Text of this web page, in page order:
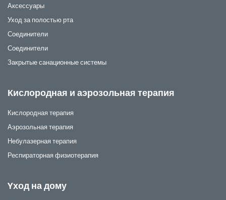
Аксессуары
Уход за полостью рта
Соединители
Соединители
Закрытые санационные системы
Кислородная и аэрозольная терапия
Кислородная терапия
Аэрозольная терапия
Небулазерная терапия
Респираторная физиотерапия
Yход на дому